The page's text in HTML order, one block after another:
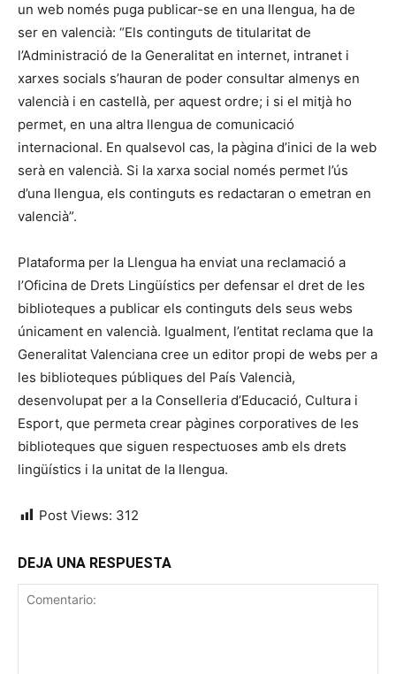
un web només puga publicar-se en una llengua, ha de
ser en valencià: “Els continguts de titularitat de
l’Administració de la Generalitat en internet, intranet i
xarxes socials s’hauran de poder consultar almenys en
valencià i en castellà, per aquest ordre; i si el mitjà ho
permet, en una altra llengua de comunicació
internacional. En qualsevol cas, la pàgina d’inici de la web
serà en valencià. Si la xarxa social només permet l’ús
d’una llengua, els continguts es redactaran o emetran en
valencià”.
Plataforma per la Llengua ha enviat una reclamació a
l’Oficina de Drets Lingüístics per defensar el dret de les
biblioteques a publicar els continguts dels seus webs
únicament en valencià. Igualment, l’entitat reclama que la
Generalitat Valenciana cree un editor propi de webs per a
les biblioteques públiques del País Valencià,
desenvolupat per a la Conselleria d’Educació, Cultura i
Esport, que permeta crear pàgines corporatives de les
biblioteques que siguen respectuoses amb els drets
lingüístics i la unitat de la llengua.
Post Views: 312
DEJA UNA RESPUESTA